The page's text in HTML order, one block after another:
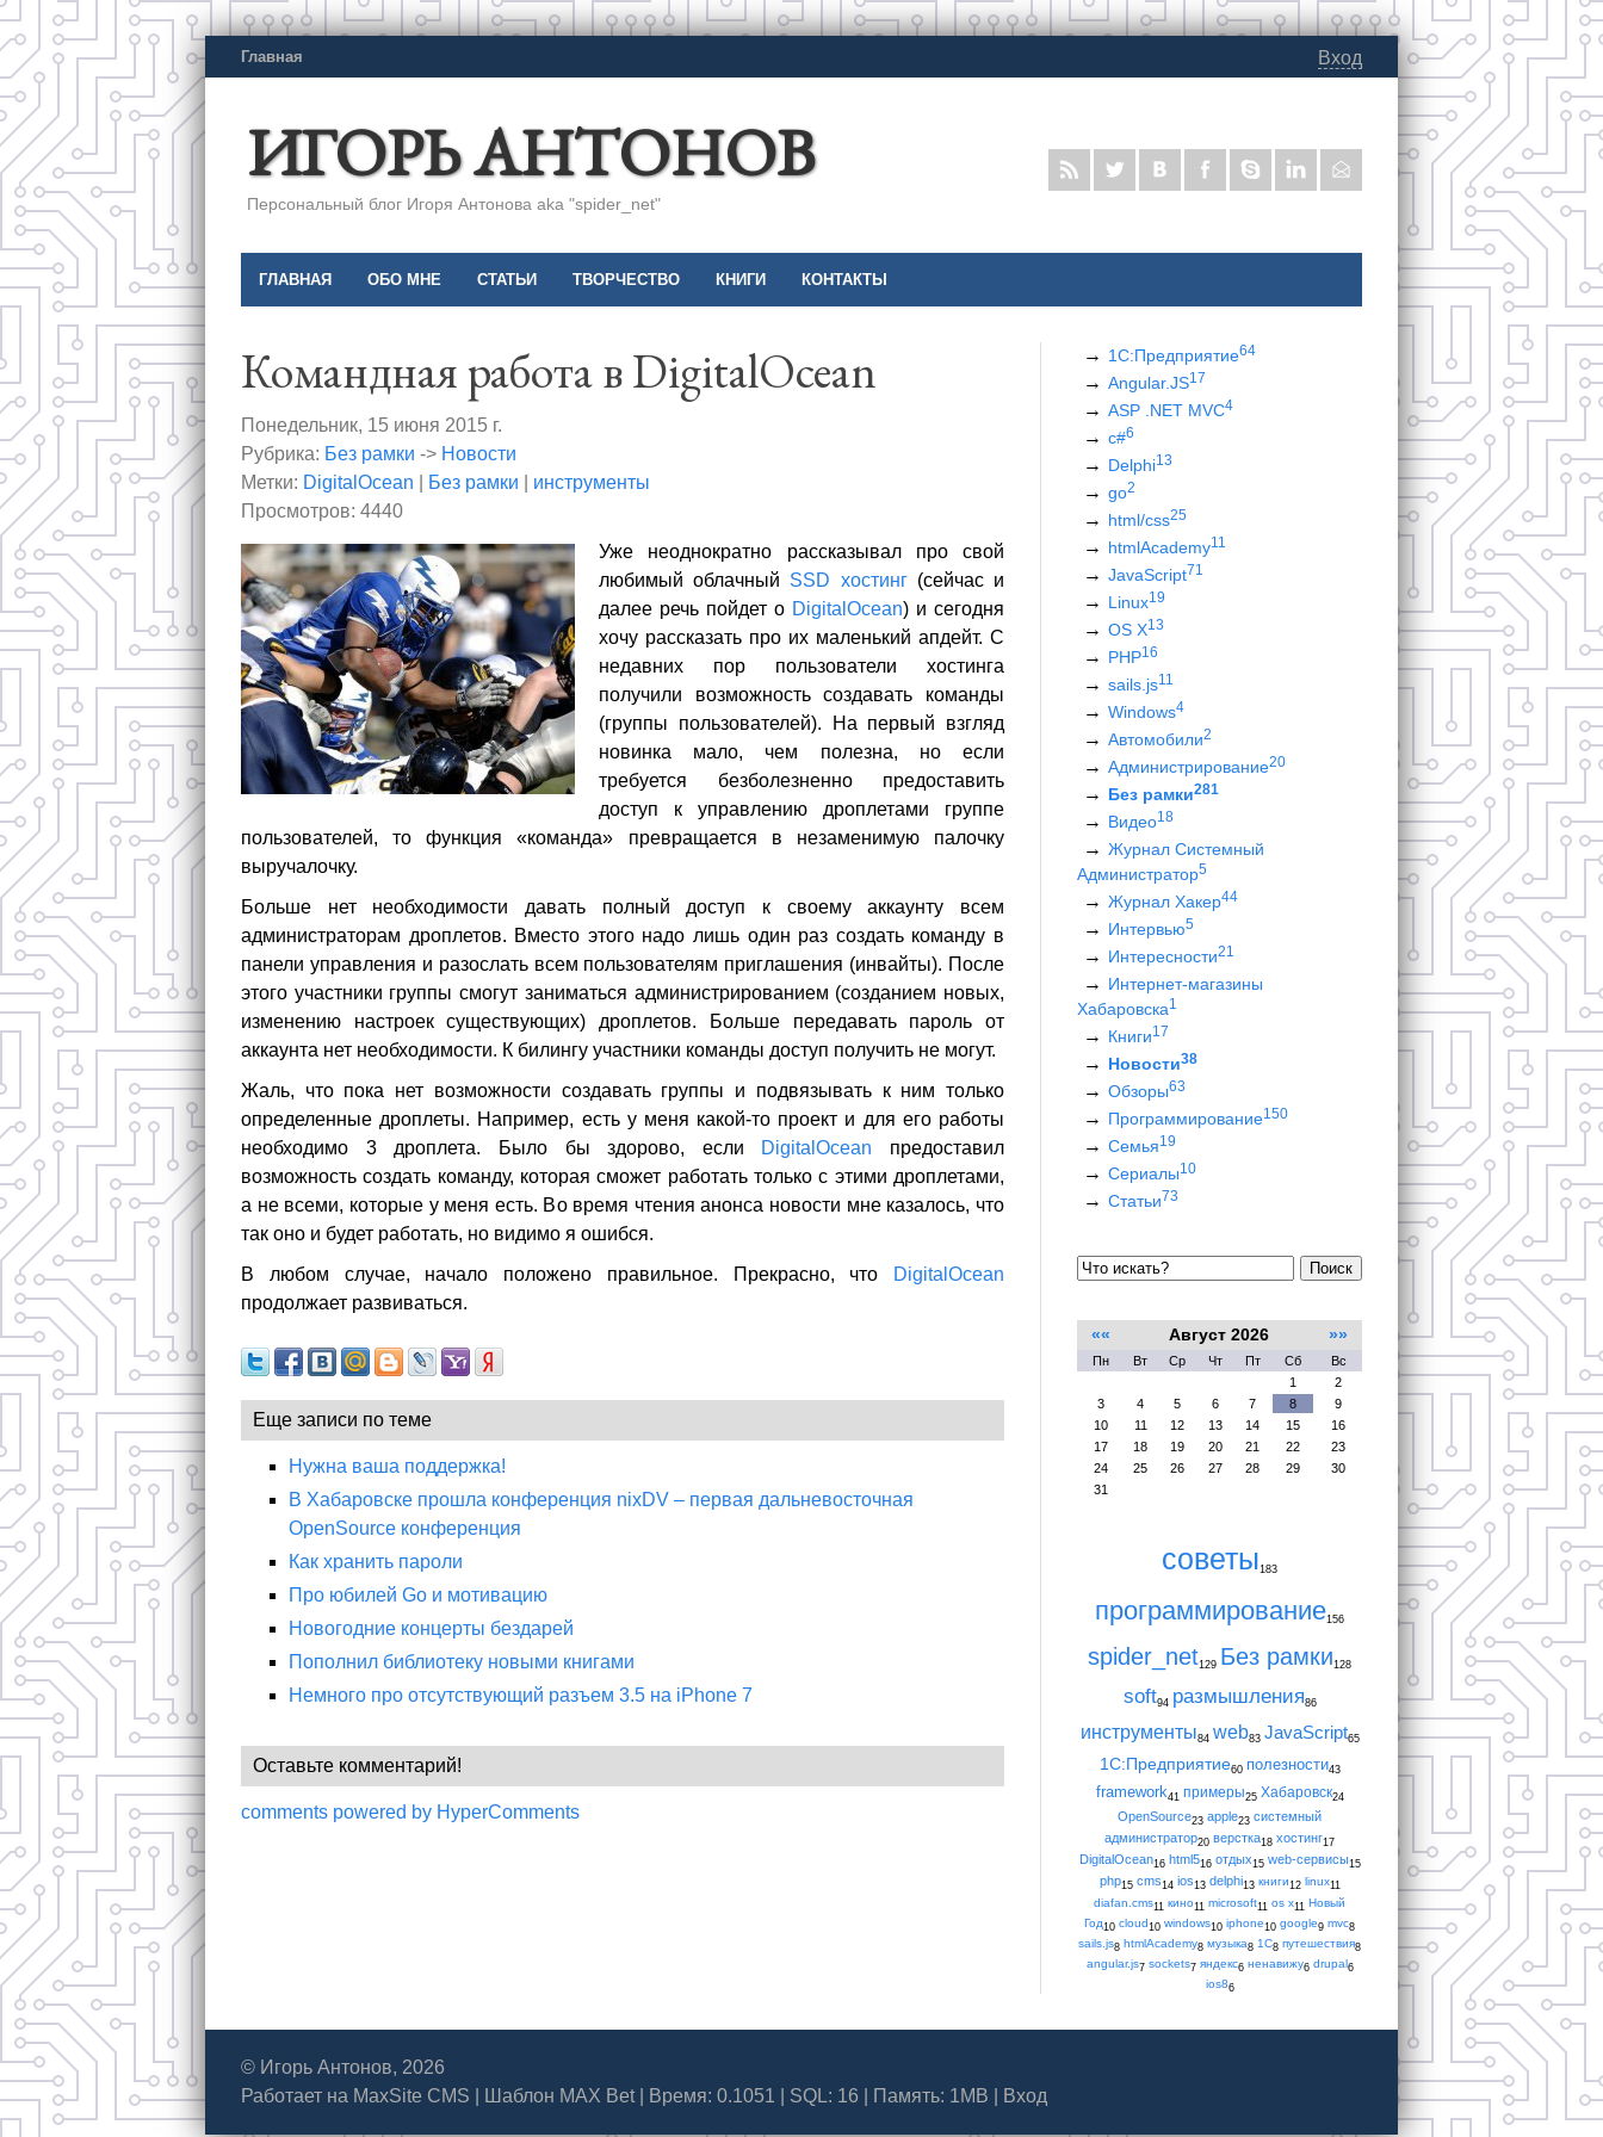
Главная Вход
ИГОРЬ АНТОНОВ
Персональный блог Игоря Антонова aka "spider_net"
ГЛАВНАЯ ОБО МНЕ СТАТЬИ ТВОРЧЕСТВО КНИГИ КОНТАКТЫ
Командная работа в DigitalOcean
Понедельник, 15 июня 2015 г.
Рубрика: Без рамки -> Новости
Метки: DigitalOcean Без рамки
инструменты
Просмотров: 4440
Уже неоднократно рассказывал про свой
любимый облачный SSD хостинг(сейчас и
далее речь пойдет о DigitalOcean) и сегодня
хочу рассказать про их маленький апдейт. С
недавних пор пользователи хостинга
получили возможность создавать команды
(группы пользователей). На первый взгляд
новинка мало, чем полезна, но если
требуется безболезненно предоставить
доступ к управлению дроплетами группе
пользователей, то функция «команда» превращается в незаменимую палочку
выручалочку.
Больше нет необходимости давать полный доступ к своему аккаунту всем
администраторам дроплетов. Вместо этого надо лишь один раз создать команду в
панели управления и разослать всем пользователям приглашения (инвайты). После
этого участники группы смогут заниматься администрированием (созданием новых,
изменению настроек существующих) дроплетов. Больше передавать пароль от
аккаунта нет необходимости. К билингу участники команды доступ получить не могут.
Жаль, что пока нет возможности создавать группы и подвязывать к ним только
определенные дроплеты. Например, есть у меня какой-то проект и для его работы
необходимо 3 дроплета. Было бы здорово, если DigitalOcean предоставил
возможность создать команду, которая сможет работать только с этими дроплетами,
а не всеми, которые у меня есть. Во время чтения анонса новости мне казалось, что
так оно и будет работать, но видимо я ошибся.
В любом случае, начало положено правильное. Прекрасно, что
DigitalOcean
продолжает развиваться.
Еще записи по теме
Нужна ваша поддержка!
В Хабаровске прошла конференция nixDV – первая дальневосточная
OpenSource конференция
Как хранить пароли
Про юбилей Go и мотивацию
Новогодние концерты бездарей
Пополнил библиотеку новыми книгами
Немного про отсутствующий разъем 3.5 на iPhone 7
Оставьте комментарий!
comments powered by HyperComments
1С:Предприятие64
Angular.JS17
ASP .NET MVC4
c#6
Delphi13
go2
html/css25
htmlAcademy11
JavaScript71
Linux19
OS X13
PHP16
sails.js11
Windows4
Автомобили2
Администрирование20
Без рамки281
Видео18
Журнал Системный
Администратор5
Журнал Хакер44
Интервью5
Интересности21
Интернет-магазины
Хабаровска1
Книги17
Новости38
Обзоры63
Программирование150
Семья19
Сериалы10
Статьи 73
Поиск
«« Август 2026 »»
Пн Вт Ср Чт Пт Сб
Вс
1
2
3
4 5 6 7 8
9
10
11 12 13 14 15
16
17
18 19 20 21 22
23
24
25 26 27 28 29
30
31
советы183
программирование156
spider_net129 Без рамки128
soft94 размышления86
инструменты84 web83 JavaScript65
1С:Предприятие60 полезности43
framework41 примеры25 Хабаровск24
OpenSource23 apple23 системный
администратор20 верстка18 хостинг17
DigitalOcean16 html516 отдых15 web-сервисы15
php15 cms14 ios13 delphi13 книги12 linux11
diafan.cms11 кино11 microsoft11 os x11 Новый
Год10 cloud10 windows10 iphone10 google9 mvc8
sails.js8 htmlAcademy8 музыка8 1С8 путешествия8
angular.js7 sockets7 яндекс6 ненавижу6 drupal6
ios86
© Игорь Антонов, 2026
Работает на MaxSite CMS Шаблон MAX Bet| Время: 0.1051 | SQL: 16 | Память: 1MB Вход